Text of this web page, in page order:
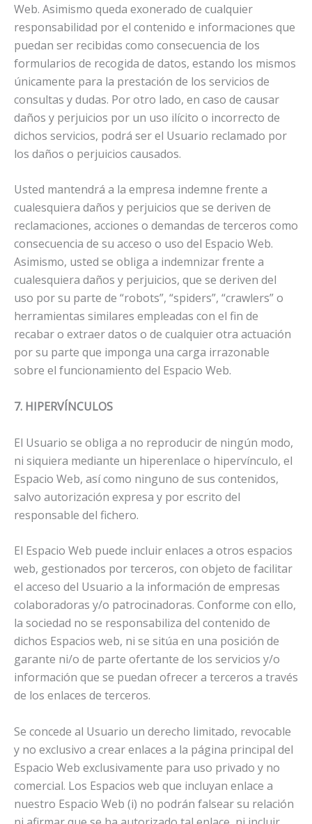
Web. Asimismo queda exonerado de cualquier
responsabilidad por el contenido e informaciones que
puedan ser recibidas como consecuencia de los
formularios de recogida de datos, estando los mismos
únicamente para la prestación de los servicios de
consultas y dudas. Por otro lado, en caso de causar
daños y perjuicios por un uso ilícito o incorrecto de
dichos servicios, podrá ser el Usuario reclamado por
los daños o perjuicios causados.
Usted mantendrá a la empresa indemne frente a
cualesquiera daños y perjuicios que se deriven de
reclamaciones, acciones o demandas de terceros como
consecuencia de su acceso o uso del Espacio Web.
Asimismo, usted se obliga a indemnizar frente a
cualesquiera daños y perjuicios, que se deriven del
uso por su parte de “robots”, “spiders”, “crawlers” o
herramientas similares empleadas con el fin de
recabar o extraer datos o de cualquier otra actuación
por su parte que imponga una carga irrazonable
sobre el funcionamiento del Espacio Web.
7. HIPERVÍNCULOS
El Usuario se obliga a no reproducir de ningún modo,
ni siquiera mediante un hiperenlace o hipervínculo, el
Espacio Web, así como ninguno de sus contenidos,
salvo autorización expresa y por escrito del
responsable del fichero.
El Espacio Web puede incluir enlaces a otros espacios
web, gestionados por terceros, con objeto de facilitar
el acceso del Usuario a la información de empresas
colaboradoras y/o patrocinadoras. Conforme con ello,
la sociedad no se responsabiliza del contenido de
dichos Espacios web, ni se sitúa en una posición de
garante ni/o de parte ofertante de los servicios y/o
información que se puedan ofrecer a terceros a través
de los enlaces de terceros.
Se concede al Usuario un derecho limitado, revocable
y no exclusivo a crear enlaces a la página principal del
Espacio Web exclusivamente para uso privado y no
comercial. Los Espacios web que incluyan enlace a
nuestro Espacio Web (i) no podrán falsear su relación